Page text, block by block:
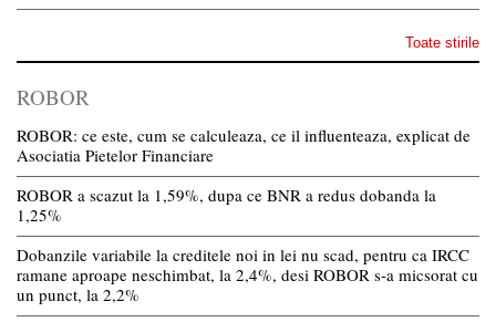
Toate stirile
ROBOR
ROBOR: ce este, cum se calculeaza, ce il influenteaza, explicat de
Asociatia Pietelor Financiare
ROBOR a scazut la 1,59%, dupa ce BNR a redus dobanda la
1,25%
Dobanzile variabile la creditele noi in lei nu scad, pentru ca IRCC
ramane aproape neschimbat, la 2,4%, desi ROBOR s-a micsorat cu
un punct, la 2,2%